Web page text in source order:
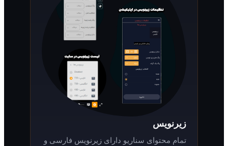
تمام محتوای سناریو دارای زیرنویس فارسی و